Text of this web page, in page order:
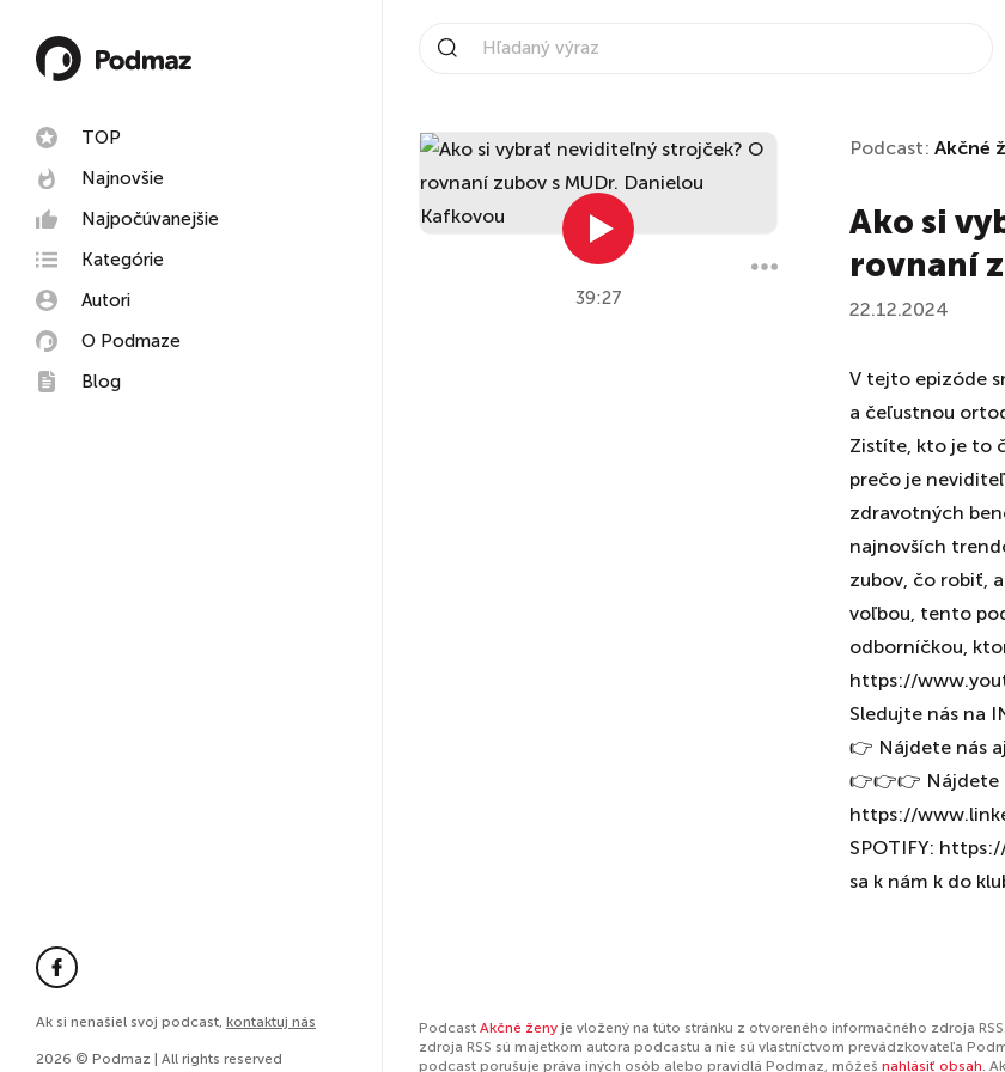
TOP
Najnovšie
Najpočúvanejšie
Kategórie
Autori
O Podmaze
Blog
Ak si nenašiel svoj podcast, kontaktuj nás
2026 © Podmaz | All rights reserved
39:27
Podcast: Akčné
Ako si
rovnaní
22.12.2024
V tejto epizóde
a čeľustnou
Zistíte, kto je to
prečo je
zdravotných
najnovších
zubov, čo robiť,
voľbou, tento
odborníčkou,
https://
Sledujte nás na
👉 Nájdete nás
👉👉👉 Nájdete
https://
SPOTIFY:
sa k nám k do
Podcast Akčné ženy je vložený na túto stránku z otvoreného informačného zdroja
zdroja RSS sú majetkom autora podcastu a nie sú vlastníctvom prevádzkovateľa
podcast porušuje práva iných osôb alebo pravidlá Podmaz, môžeš nahlásiť obsah.